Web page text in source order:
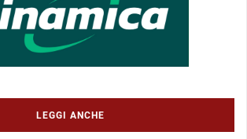
LEGGI ANCHE